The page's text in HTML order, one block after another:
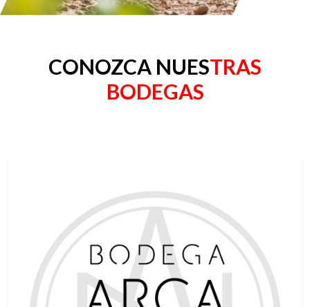
CONOZCA NUESTRAS
BODEGAS